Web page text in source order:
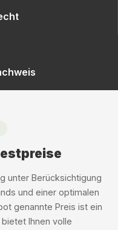
unter Berücksichtigung
und einer optimalen
genannte Preis ist ein
Ihnen volle